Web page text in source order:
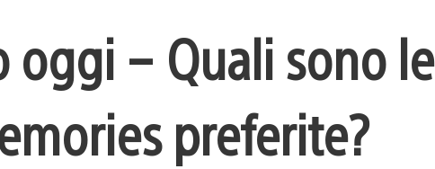
oggi – Quali sono le
preferite?